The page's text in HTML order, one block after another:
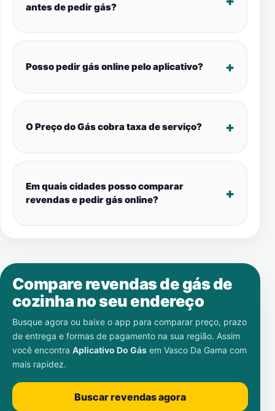
antes de pedir gás?
Posso pedir gás online pelo aplicativo?
O Preço do Gás cobra taxa de serviço?
Em quais cidades posso comparar
revendas e pedir gás online?
Compare revendas de gás de
cozinha no seu endereço
Busque agora ou baixe o app para comparar preço, prazo
de entrega e formas de pagamento na sua região. Assim
você encontra Aplicativo Do Gás em Vasco Da Gama com
mais rapidez.
Buscar revendas agora